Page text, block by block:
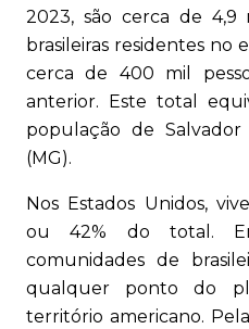
2023, são cerca de 4,9
brasileiras residentes
cerca de 400 mil
anterior. Este total
população de
(MG).
Nos Estados Unidos,
ou 42% do total.
comunidades de
qualquer ponto do
território americano.